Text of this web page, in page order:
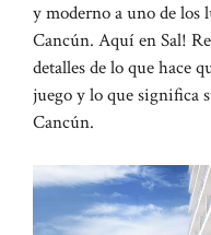
y moderno a uno de los
Cancún. Aquí en Sal!
detalles de lo que hace
juego y lo que significa
Cancún.